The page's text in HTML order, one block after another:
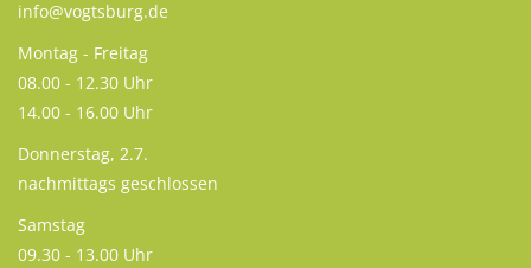
info@vogtsburg.de
Montag - Freitag
08.00 - 12.30 Uhr
14.00 - 16.00 Uhr
Donnerstag, 2.7.
nachmittags geschlossen
Samstag
09.30 - 13.00 Uhr